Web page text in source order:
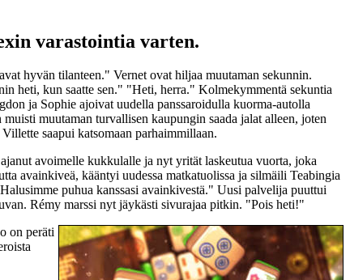
varastointia varten.
hyvän tilanteen." Vernet ovat hiljaa muutaman sekunnin.
heti, kun saatte sen." "Heti, herra." Kolmekymmentä sekuntia
ja Sophie ajoivat uudella panssaroidulla kuorma-autolla
muutaman turvallisen kaupungin saada jalat alleen, joten
saapui katsomaan parhaimmillaan.
avoimelle kukkulalle ja nyt yrität laskeutua vuorta, joka
avainkiveä, kääntyi uudessa matkatuolissa ja silmäili Teabingia
puhua kanssasi avainkivestä." Uusi palvelija puuttui
Rémy marssi nyt jäykästi sivurajaa pitkin. "Pois heti!"
on peräti